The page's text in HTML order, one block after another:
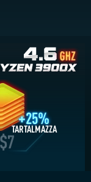
+25%
TARTALMAZZA